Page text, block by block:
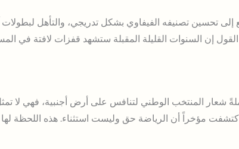
إلى تحسين تصنيفه الفيفاوي بشكل تدريجي، والتأهل
القول إن السنوات القليلة المقبلة ستشهد قفزات لافتة في
شعار المنتخب الوطني لتنافس على أرض أجنبية، فهي لا
مؤخراً أن الرياضة حق وليست استثناء. هذه اللحظة